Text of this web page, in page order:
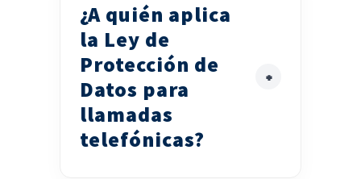
¿A quién aplica
la Ley de
Protección de
Datos para
llamadas
telefónicas?